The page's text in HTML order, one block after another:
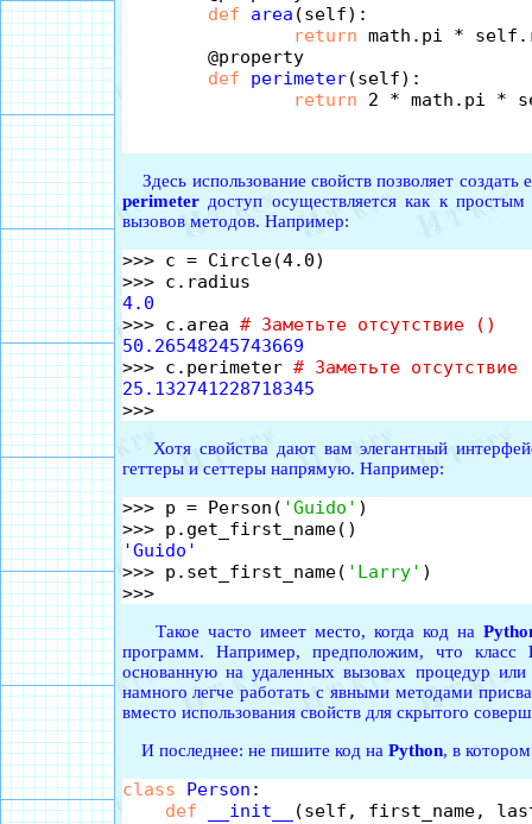
def
area (self):
return math.pi *
def
perimeter(self):
return 2 * math.pi *
Здесь использование свойств позволяет
perimeterдоступ осуществляется как к
вызовов методов. Например:
>>> c = Circle(4.0)
4.0
>>> c.area # Заметьте отсутствие ()
50.26548245743669
>>> c.perimeter # Заметьте
25.132741228718345
>>>
Хотя свойства дают вам элегантный
геттеры и сеттеры напрямую. Например:
>>> p = Person( 'Guido' )
'Guido'
>>> p.set_first_name( 'Larry' )
>>>
Такое часто имеет место, когда код на
программ. Например, предположим, что класс
основанную на удаленных вызовах процедур
намного легче работать с явными методами
вместо использования свойств для скрытого
И последнее: не пишите код на Python, в
class Person :
def
__init__
(self, first_name,